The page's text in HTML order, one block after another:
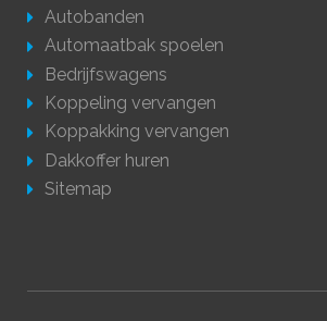
Autobanden
Automaatbak spoelen
Bedrijfswagens
Koppeling vervangen
Koppakking vervangen
Dakkoffer huren
Sitemap